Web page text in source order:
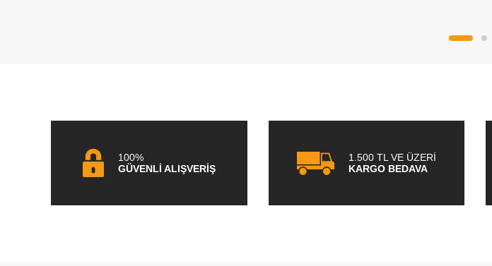
100%
GÜVENLİ ALIŞVERİŞ
1.500 TL VE ÜZERİ
KARGO BEDAVA